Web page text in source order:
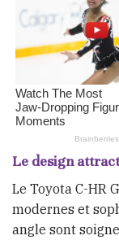
Le design
Le Toyota C-HR
modernes et
angle sont